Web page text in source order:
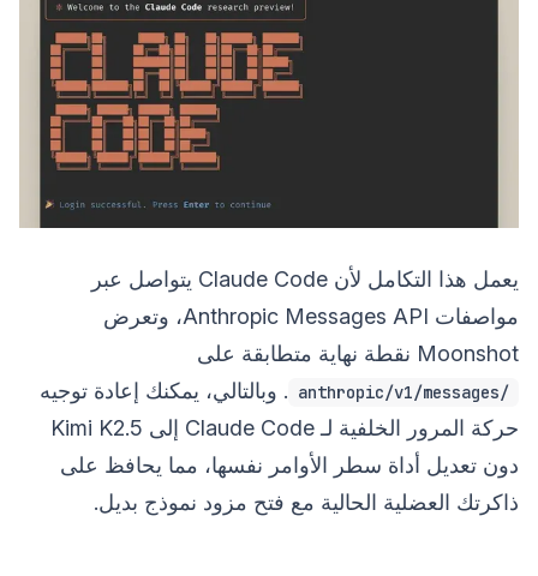
يعمل هذا التكامل لأن Claude Code يتواصل عبر
مواصفات Anthropic Messages API، وتعرض
Moonshot نقطة نهاية متطابقة على
/anthropic/v1/messages
. وبالتالي، يمكنك إعادة توجيه
حركة المرور الخلفية لـ Claude Code إلى Kimi K2.5
دون تعديل أداة سطر الأوامر نفسها، مما يحافظ على
ذاكرتك العضلية الحالية مع فتح مزود نموذج بديل.